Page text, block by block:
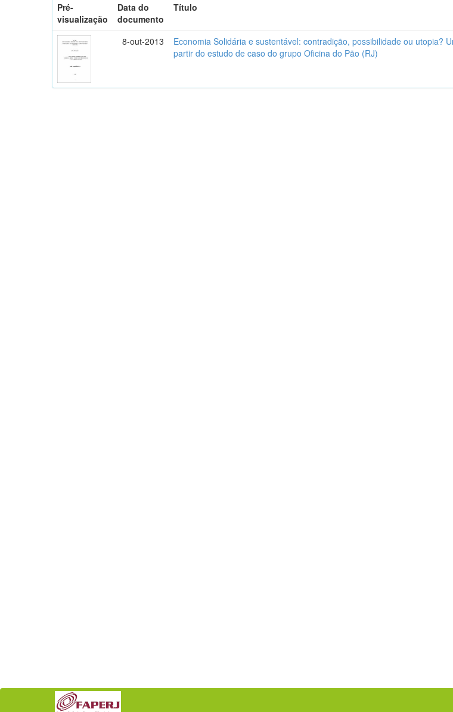
Pré-
visualização
Data do
documento
Título
8-out-2013
Economia Solidária e sustentável: contradição, possibilidade ou utopia?
partir do estudo de caso do grupo Oficina do Pão (RJ)